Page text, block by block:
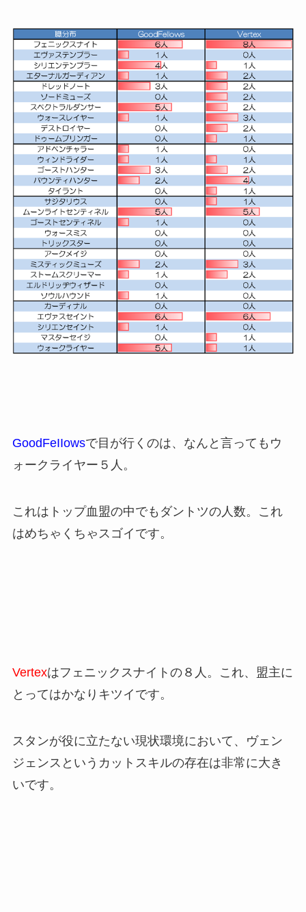
GoodFeIIowsで目が行くのは、なんと言ってもウ
ォークライヤー５人。
これはトップ血盟の中でもダントツの人数。これ
はめちゃくちゃスゴイです。
Vertexはフェニックスナイトの８人。これ、盟主に
とってはかなりキツイです。
スタンが役に立たない現状環境において、ヴェン
ジェンスというカットスキルの存在は非常に大き
いです。